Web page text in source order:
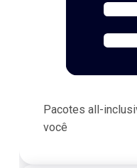
Pacotes all-
você